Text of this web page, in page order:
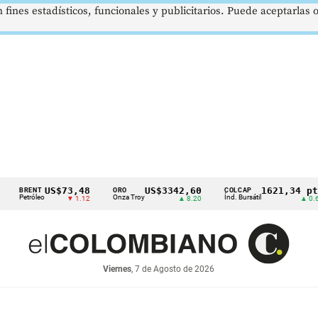
US$73,48
▼ 1.12
ORO
Onza Troy
US$3342,60
▲ 8.20
COLCAP
Índ. Bursátil
1621,34 pts
Viernes, 7 de Agosto de 2026
estadísticos, funcionales y publicitarios. Puede aceptarlas